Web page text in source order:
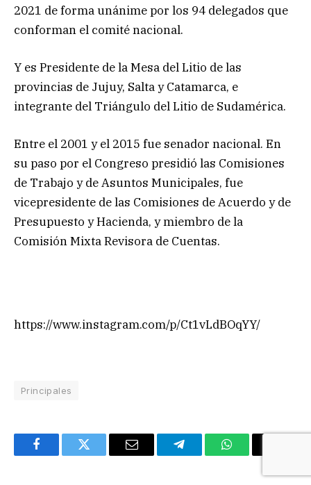
2021 de forma unánime por los 94 delegados que
conforman el comité nacional.
Y es Presidente de la Mesa del Litio de las
provincias de Jujuy, Salta y Catamarca, e
integrante del Triángulo del Litio de Sudamérica.
Entre el 2001 y el 2015 fue senador nacional. En
su paso por el Congreso presidió las Comisiones
de Trabajo y de Asuntos Municipales, fue
vicepresidente de las Comisiones de Acuerdo y de
Presupuesto y Hacienda, y miembro de la
Comisión Mixta Revisora de Cuentas.
https://www.instagram.com/p/Ct1vLdBOqYY/
Principales
FacebookTwitter Email TelegramWhatsApp
Link